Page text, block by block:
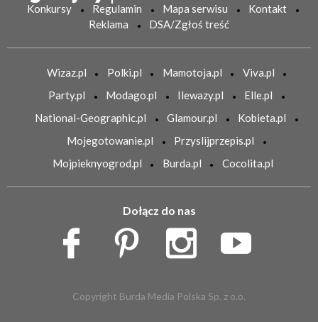
Konkursy
Regulamin Mapa serwisu
Kontakt
Reklama
DSA/Zgłoś treść
Wizaz.pl Polki.pl Mamotoja.pl
Viva.pl
Party.pl
Modago.pl Ilewazy.pl
Elle.pl
National-Geographic.pl
Glamour.pl
Kobieta.pl
Mojegotowanie.pl
Przyslijprzepis.pl
Mojpieknyogrod.pl
Burda.pl Cocolita.pl
Dołącz do nas
Copyright Burda Media Polska Sp. z o.o.